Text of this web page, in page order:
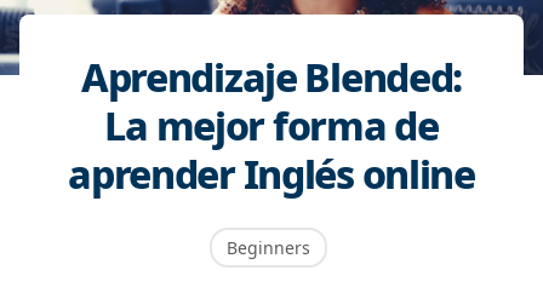
Aprendizaje Blended:
La mejor forma de
aprender Inglés online
Beginners